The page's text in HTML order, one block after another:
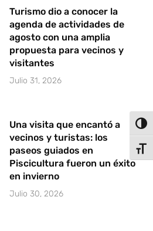
Turismo dio a conocer la
agenda de actividades de
agosto con una amplia
propuesta para vecinos y
visitantes
Julio 31, 2026
Una visita que encantó a
vecinos y turistas: los
paseos guiados en
Piscicultura fueron un éxito
en invierno
Julio 30, 2026